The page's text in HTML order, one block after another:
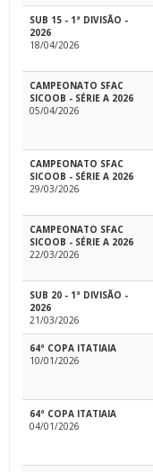
SUB 15 - 1ª DIVISÃO -
2026
18/04/2026
CAMPEONATO SFAC
SICOOB - SÉRIE A 2026
05/04/2026
CAMPEONATO SFAC
SICOOB - SÉRIE A 2026
29/03/2026
CAMPEONATO SFAC
SICOOB - SÉRIE A 2026
22/03/2026
SUB 20 - 1ª DIVISÃO -
2026
21/03/2026
64ª COPA ITATIAIA
10/01/2026
64ª COPA ITATIAIA
04/01/2026